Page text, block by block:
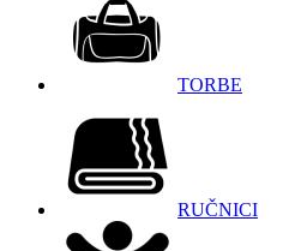
TORBE
RUČNICI